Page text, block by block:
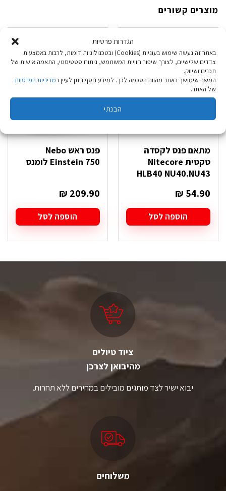
הגדרות פרטיות
באתר זה נעשה שימוש בעוגיות (Cookies) ובטכנולוגיות דומות, לרבות באמצעות
צדדים שלישיים, לצורך שיפור חוויית המשתמש, ניתוח סטטיסטי, התאמה אישית של
תכנים ושיווק.
המשך שימושך באתר מהווה הסכמה לכך. למידע נוסף ניתן לעיין במדיניות הפרטיות
של האתר.
הבנתי
מוצרים קשורים
מתאם פנס לקסדה
טקטית Nitecore
HLB40 NU40.NU43
₪ 54.90
הוספה לסל
פנס ראש Nebo
Einstein 750 לומנס
₪ 209.90
הוספה לסל
ציוד טיולים
מהיבואן לצרכן
יבוא ישיר לצד מותגים מובילים במחירים ללא תחרות.
משלוחים